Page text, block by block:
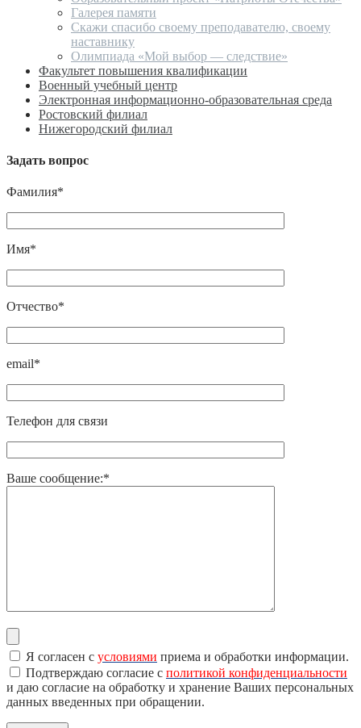
Галерея памяти
Скажи спасибо своему преподавателю, своему
наставнику
Олимпиада «Мой выбор — следствие»
Факультет повышения квалификации
Военный учебный центр
Электронная информационно-образовательная среда
Ростовский филиал
Нижегородский филиал
Задать вопрос
Фамилия*
Имя*
Отчество*
email*
Телефон для связи
Ваше сообщение:*
Я согласен с условиями приема и обработки информации.
Подтверждаю согласие с политикой конфиденциальности
и даю согласие на обработку и хранение Ваших персональных
данных введенных при обращении.